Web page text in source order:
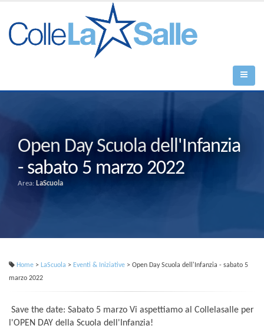
Open Day Scuola dell'Infanzia
- sabato 5 marzo 2022
Area: LaScuola
Home > LaScuola > Eventi & Iniziative > Open Day Scuola dell'Infanzia - sabato 5
marzo 2022
Save the date: Sabato 5 marzo Vi aspettiamo al Collelasalle per
l'OPEN DAY della Scuola dell'Infanzia!